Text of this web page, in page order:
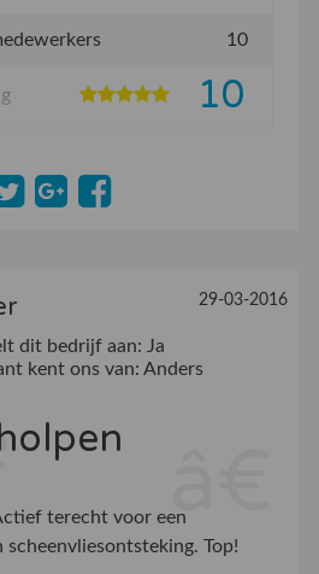
10
10
29-03-2016
dit bedrijf aan: Ja
kent ons van: Anders
terecht voor een
scheenvliesontsteking. Top!